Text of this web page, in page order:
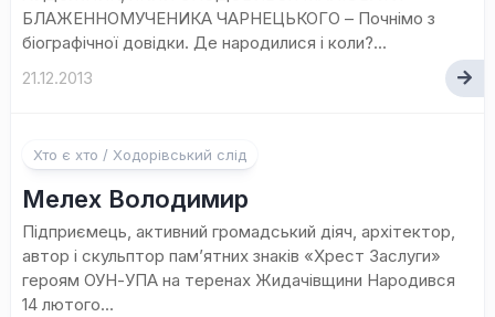
БЛАЖЕННОМУЧЕНИКА ЧАРНЕЦЬКОГО – Почнімо з
біографічної довідки. Де народилися і коли?...
21.12.2013
Хто є хто / Ходорівський слід
Мелех Володимир
Підприємець, активний громадський діяч, архітектор,
автор і скульптор пам’ятних знаків «Хрест Заслуги»
героям ОУН-УПА на теренах Жидачівщини Народився
14 лютого...